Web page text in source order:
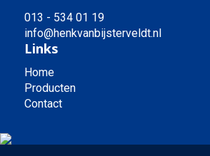
013 - 534 01 19
info@henkvanbijsterveldt.nl
Links
Home
Producten
Contact